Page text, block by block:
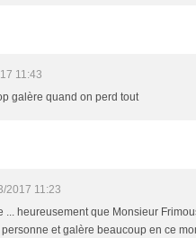
11:43
galère quand on perd tout
2017 11:23
... heureusement que Monsieur
personne et galère beaucoup en ce